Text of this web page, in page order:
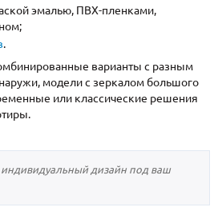
эмалью, ПВХ-пленками,
.
варианты с разным
модели с зеркалом большого
или классические решения
индивидуальный дизайн под ваш